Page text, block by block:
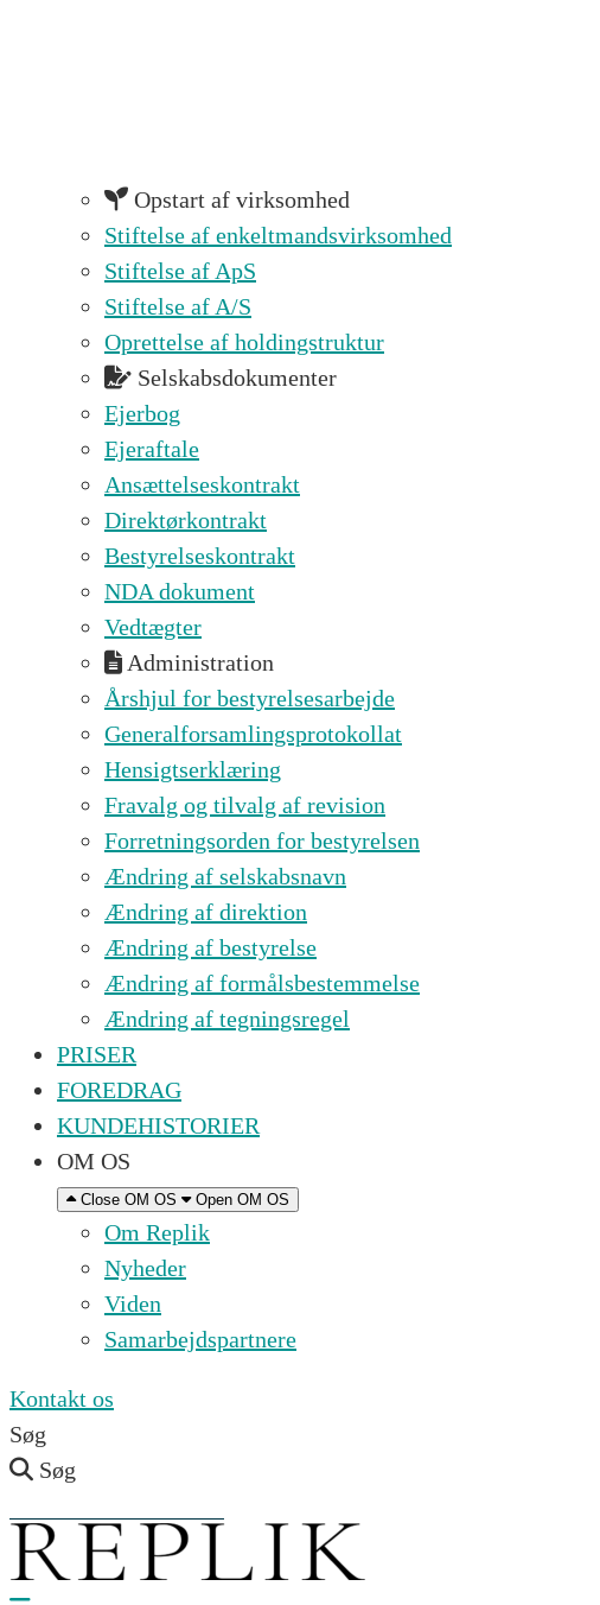
Opstart af virksomhed
Stiftelse af enkeltmandsvirksomhed
Stiftelse af ApS
Stiftelse af A/S
Oprettelse af holdingstruktur
Selskabsdokumenter
Ejerbog
Ejeraftale
Ansættelseskontrakt
Direktørkontrakt
Bestyrelseskontrakt
NDA dokument
Vedtægter
Administration
Årshjul for bestyrelsesarbejde
Generalforsamlingsprotokollat
Hensigtserklæring
Fravalg og tilvalg af revision
Forretningsorden for bestyrelsen
Ændring af selskabsnavn
Ændring af direktion
Ændring af bestyrelse
Ændring af formålsbestemmelse
Ændring af tegningsregel
PRISER
FOREDRAG
KUNDEHISTORIER
OM OS
Close OM OS Open OM OS
Om Replik
Nyheder
Viden
Samarbejdspartnere
Kontakt os
Søg
Søg